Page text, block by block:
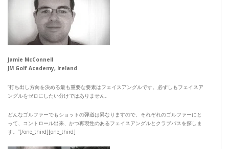
Jamie McConnell
JM Golf Academy, Ireland
“打ち出し方向を決める最も重要な要素はフェイスアングルです。必ずしもフェイスア
ングルをゼロにしたい分けではありません。
どんなゴルファーでもショットの弾道は異なりますので、それぞれのゴルファーにと
って、コントロール出来、かつ再現性のあるフェイスアングルとクラブパスを探しま
す。”[/one_third][one_third]